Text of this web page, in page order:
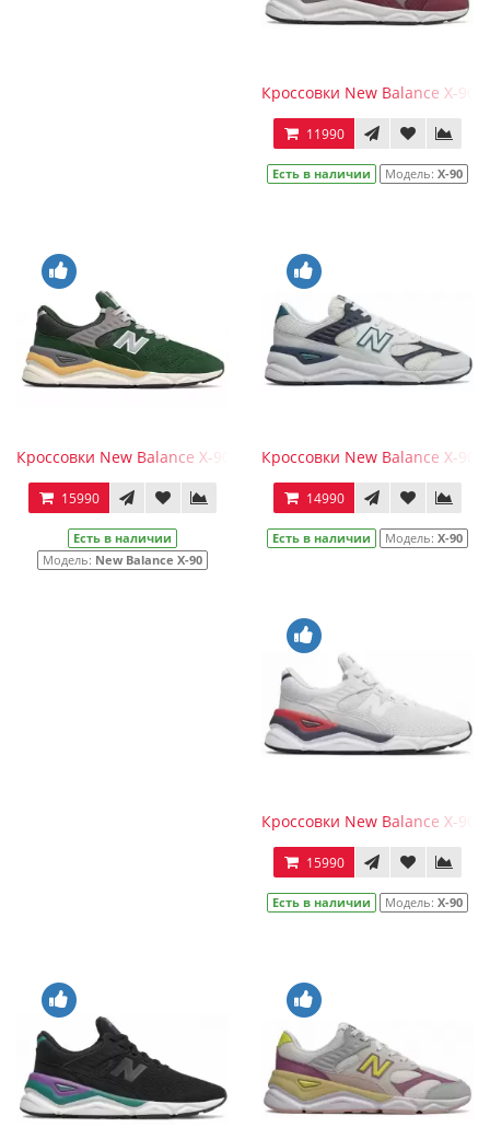
Кроссовки New Balance Х-90
11990
Есть в наличии Модель: Х-90
Кроссовки New Balance Х-90 Green
15990
Есть в наличии
Модель: New Balance X-90
Кроссовки New Balance Х-90
14990
Есть в наличии Модель: Х-90
Кроссовки New Balance Х-90
15990
Есть в наличии Модель: Х-90